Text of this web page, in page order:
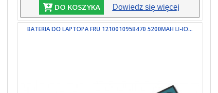
DO KOSZYKA Dowiedz się więcej
BATERIA DO LAPTOPA FRU 121001095B470 5200MAH LI-IO...